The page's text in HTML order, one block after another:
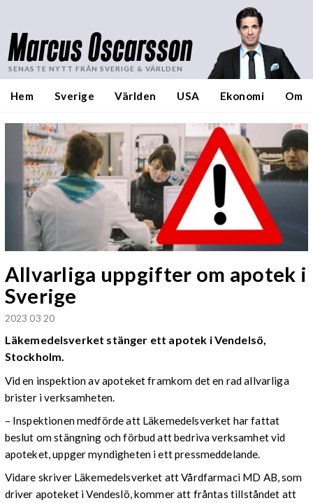
Marcus Oscarsson
SENASTE NYTT FRÅN SVERIGE & VÄRLDEN
Hem Sverige Världen USA Ekonomi Om
Allvarliga uppgifter om apotek i
Sverige
2023 03 20
Läkemedelsverket stänger ett apotek i Vendelsö,
Stockholm.
Vid en inspektion av apoteket framkom det en rad allvarliga
brister i verksamheten.
– Inspektionen medförde att Läkemedelsverket har fattat
beslut om stängning och förbud att bedriva verksamhet vid
apoteket, uppger myndigheten i ett pressmeddelande.
Vidare skriver Läkemedelsverket att Vårdfarmaci MD AB, som
driver apoteket i Vendeslö, kommer att fråntas tillståndet att